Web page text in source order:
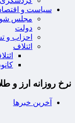
سیاست و
مجلس
دولت
احزاب و
ائتلاف
نرخ روزانه ارز و
آخرین خبرها